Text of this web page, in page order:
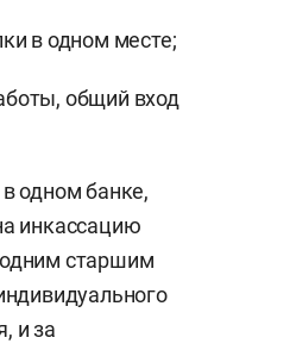
в одном месте;
общий вход
одном банке,
инкассацию
старшим
и за